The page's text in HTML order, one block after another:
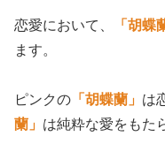
恋愛において、 「胡蝶
ます。
ピンクの 「胡蝶蘭」 は
蘭」 は純粋な愛をもた